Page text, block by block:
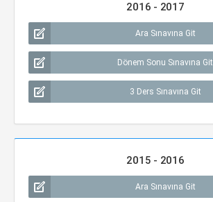
2016 - 2017
Ara Sınavına Git
Dönem Sonu Sınavına Git
3 Ders Sınavına Git
2015 - 2016
Ara Sınavına Git